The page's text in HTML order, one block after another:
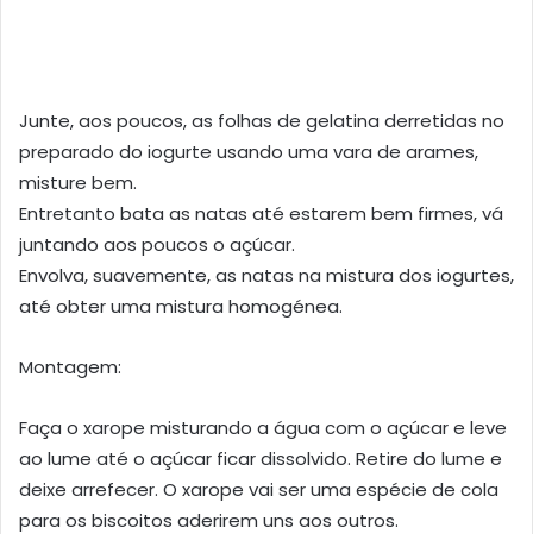
Junte, aos poucos, as folhas de gelatina derretidas no
preparado do iogurte usando uma vara de arames,
misture bem.
Entretanto bata as natas até estarem bem firmes, vá
juntando aos poucos o açúcar.
Envolva, suavemente, as natas na mistura dos iogurtes,
até obter uma mistura homogénea.
Montagem:
Faça o xarope misturando a água com o açúcar e leve
ao lume até o açúcar ficar dissolvido. Retire do lume e
deixe arrefecer. O xarope vai ser uma espécie de cola
para os biscoitos aderirem uns aos outros.